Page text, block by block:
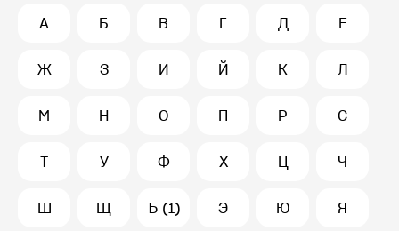
А Б В Г Д Е
Ж З И Й К Л
М Н О П Р С
Т У Ф Х Ц Ч
Ш Щ Ъ (1) Э Ю Я